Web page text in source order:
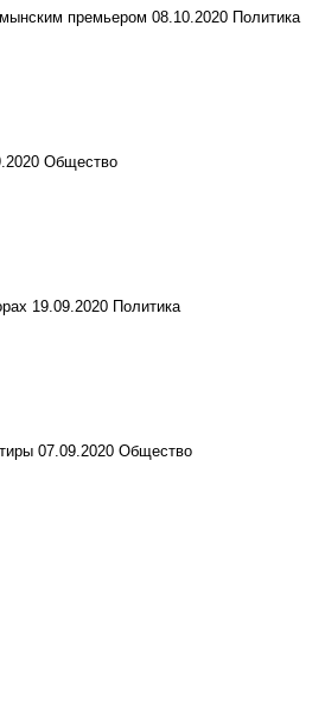
премьером 08.10.2020 Политика
Общество
19.09.2020 Политика
07.09.2020 Общество